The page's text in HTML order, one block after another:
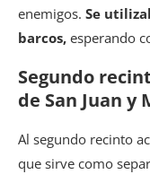
enemigos. Se
barcos, esperando
Segundo
de San Juan y
Al segundo recinto
que sirve como